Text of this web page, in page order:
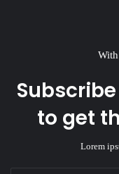
to get
Lorem